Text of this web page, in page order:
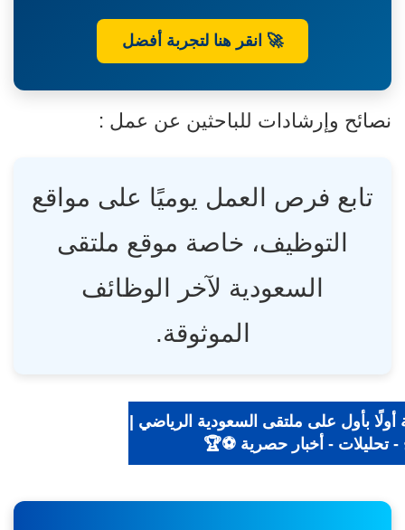
🚀 انقر هنا لتجربة أفضل
وإرشادات للباحثين عن عمل :
تابع فرص العمل يوميًا على مواقع
التوظيف، خاصة موقع ملتقى
السعودية لآخر الوظائف
الموثوقة.
بأول على ملتقى السعودية الرياضي |
- تحليلات - أخبار حصرية ⚽🏆